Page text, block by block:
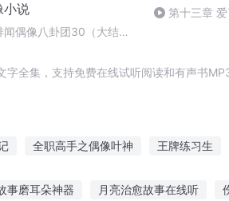
小说
闻偶像八卦团30（大结
第十三章 爱
全集，支持免费在线试听阅读和有声书
全职高手之偶像叶神 王牌练习生
事磨耳朵神器 月亮治愈故事在线听